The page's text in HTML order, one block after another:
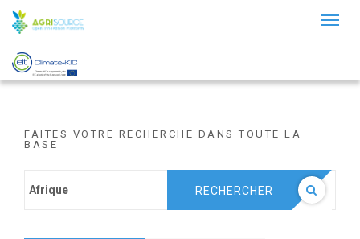
FAITES VOTRE RECHERCHE DANS TOUTE LA
BASE
RECHERCHER